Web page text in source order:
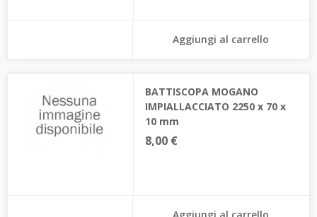
Aggiungi al carrello
BATTISCOPA MOGANO
IMPIALLACCIATO 2250 x 70 x
10 mm
8,00 €